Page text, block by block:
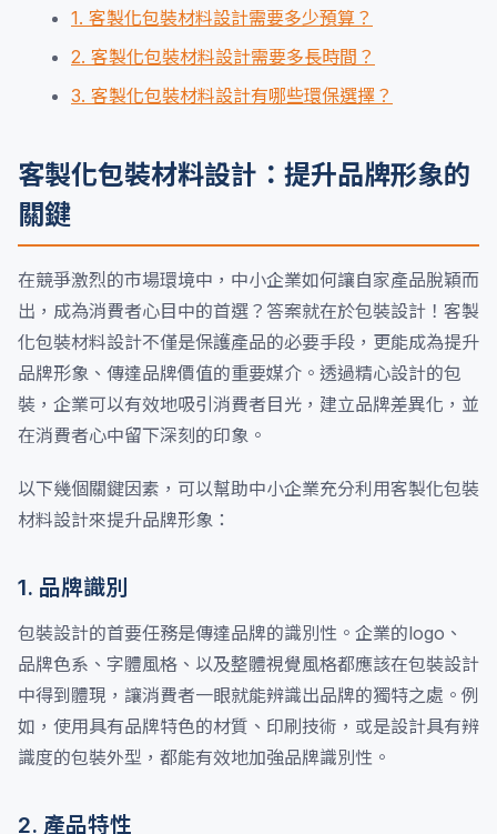
1. 客製化包裝材料設計需要多少預算？
2. 客製化包裝材料設計需要多長時間？
3. 客製化包裝材料設計有哪些環保選擇？
客製化包裝材料設計：提升品牌形象的
關鍵
在競爭激烈的市場環境中，中小企業如何讓自家產品脫穎而
出，成為消費者心目中的首選？答案就在於包裝設計！客製
化包裝材料設計不僅是保護產品的必要手段，更能成為提升
品牌形象、傳達品牌價值的重要媒介。透過精心設計的包
裝，企業可以有效地吸引消費者目光，建立品牌差異化，並
在消費者心中留下深刻的印象。
以下幾個關鍵因素，可以幫助中小企業充分利用客製化包裝
材料設計來提升品牌形象：
1. 品牌識別
包裝設計的首要任務是傳達品牌的識別性。企業的logo、
品牌色系、字體風格、以及整體視覺風格都應該在包裝設計
中得到體現，讓消費者一眼就能辨識出品牌的獨特之處。例
如，使用具有品牌特色的材質、印刷技術，或是設計具有辨
識度的包裝外型，都能有效地加強品牌識別性。
2. 產品特性